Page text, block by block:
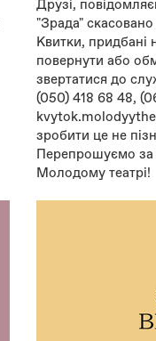
Друзі,
"Зрада"
Квитки, придбані
повернути або
звертатися до
(050) 418 68 48,
зробити це не
Перепрошуємо за
Молодому театрі!